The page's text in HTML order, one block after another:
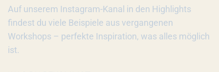
Auf unserem Instagram-Kanal in den Highlights
findest du viele Beispiele aus vergangenen
Workshops – perfekte Inspiration, was alles möglich
ist.